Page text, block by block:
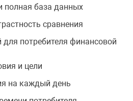
полная база данных
сравнения
потребителя финансовой
и цели
на каждый день